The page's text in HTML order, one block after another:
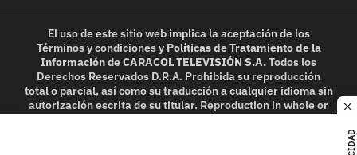
El uso de este sitio web implica la aceptación de los
Términos y condicionesy Políticas de Tratamiento de la
InformacióndeCARACOL TELEVISIÓN S.A.Todos los
Derechos Reservados D.R.A. Prohibida su reproducción
total o parcial, así como su traducción a cualquier idioma sin
autorización escrita de su titular. Reproduction in whole or
in part, or translation without written permission is